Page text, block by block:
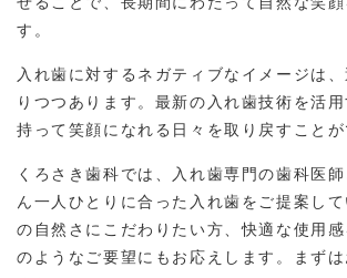
す。
入れ歯に対するネガティブなイメージは
りつつあります。最新の入れ歯技術を活
持って笑顔になれる日々を取り戻すことが
くろさき歯科では、入れ歯専門の歯科医
ん一人ひとりに合った入れ歯をご提案し
の自然さにこだわりたい方、快適な使用
のようなご要望にもお応えします。まず